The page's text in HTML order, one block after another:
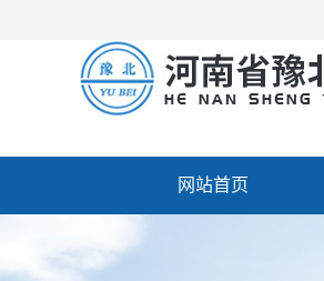
网站首页